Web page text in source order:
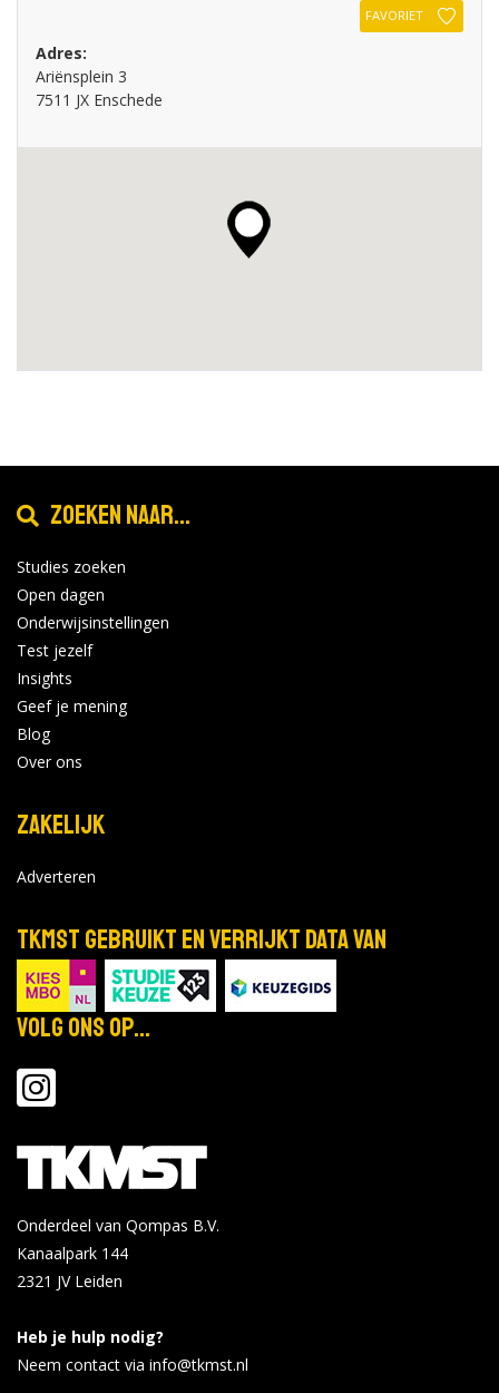
FAVORIET
Adres:
Ariënsplein 3
7511 JX Enschede
Zoeken naar...
Studies zoeken
Open dagen
Onderwijsinstellingen
Test jezelf
Insights
Geef je mening
Blog
Over ons
Zakelijk
Adverteren
TKMST gebruikt en verrijkt data van
Volg ons op...
Onderdeel van Qompas B.V.
Kanaalpark 144
2321 JV Leiden
Heb je hulp nodig?
Neem contact via info@tkmst.nl